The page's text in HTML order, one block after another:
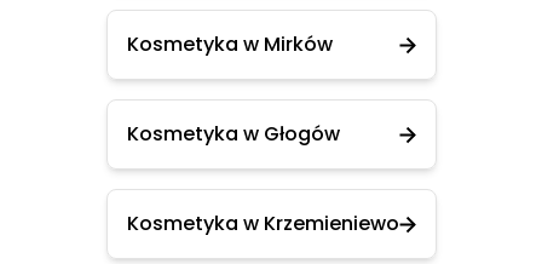
Kosmetyka w Mirków
Kosmetyka w Głogów
Kosmetyka w Krzemieniewo